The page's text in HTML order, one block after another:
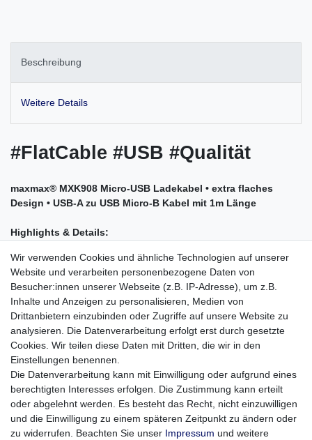
Beschreibung
Weitere Details
#FlatCable #USB #Qualität
maxmax® MXK908 Micro-USB Ladekabel • extra flaches
Design • USB-A zu USB Micro-B Kabel mit 1m Länge
Highlights & Details:
klassischen "Kabelsalat"
Hochwertiges Kabel zum Laden und Synchronisieren von
mobilen Geräten wie z.B. Smartphones, Tablets u.v.m.
USB-A auf Micro-USB Anschluss
Länge: 1 Meter
Farbe: weiß
Kabelmantel: PVC
Kompatibilität: Samsung, Blackberry, HTC, sowie alle anderen
Smartphones und mobilen Endgeräte mit Micro-USB Schnittstelle
Lieferumfang:1x maxmax® MXK908 Micro-USB Ladekabel in
Wir verwenden Cookies und ähnliche Technologien auf unserer
Website und verarbeiten personenbezogene Daten von
Besucher:innen unserer Webseite (z.B. IP-Adresse), um z.B.
Inhalte und Anzeigen zu personalisieren, Medien von
Drittanbietern einzubinden oder Zugriffe auf unsere Website zu
analysieren. Die Datenverarbeitung erfolgt erst durch gesetzte
Cookies. Wir teilen diese Daten mit Dritten, die wir in den
Einstellungen benennen.
Die Datenverarbeitung kann mit Einwilligung oder aufgrund eines
berechtigten Interesses erfolgen. Die Zustimmung kann erteilt
oder abgelehnt werden. Es besteht das Recht, nicht einzuwilligen
und die Einwilligung zu einem späteren Zeitpunkt zu ändern oder
zu widerrufen. Beachten Sie unser Impressum und weitere